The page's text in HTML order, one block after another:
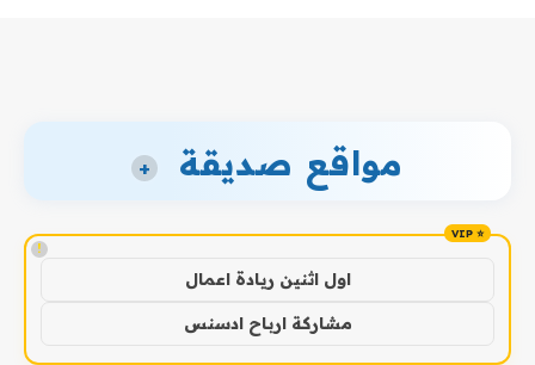
مواقع صديقة +
!
اول اثنين ريادة اعمال
مشاركة ارباح ادسنس